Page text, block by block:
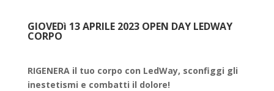
GIOVEDì 13 APRILE 2023 OPEN DAY LEDWAY
CORPO
RIGENERA il tuo corpo con LedWay, sconfiggi gli
inestetismi e combatti il dolore!